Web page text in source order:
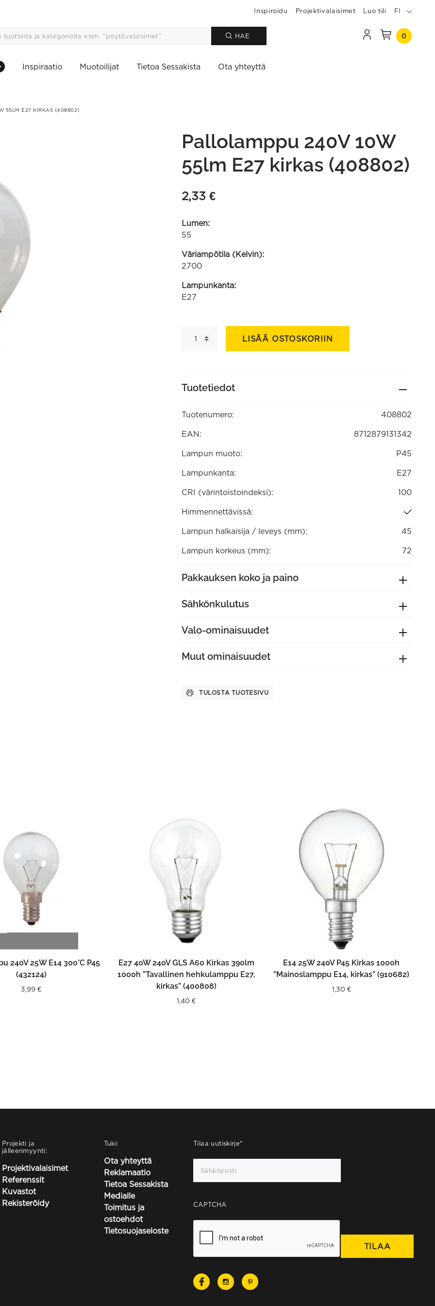
Inspiroidu Projektivalaisimet Luo tili FI
HAE 0
Inspiraatio Muotoilijat Tietoa Sessakista Ota yhteyttä
55LM E27 KIRKAS (408802)
Pallolamppu 240V 10W
55lm E27 kirkas (408802)
2,33 €
Lumen:
55
Väriampötila (Kelvin):
2700
Lampunkanta:
E27
240V
LISÄÄ OSTOSKORIIN
Tuotetiedot
Tuotenumero: 408802
EAN: 8712879131342
Lampun muoto: P45
Lampunkanta: E27
CRI (värintoistoindeksi): 100
Himmennettävissä:
Lampun halkaisija / leveys (mm): 45
Lampun korkeus (mm): 72
Pakkauksen koko ja paino
Sähkönkulutus
Valo-ominaisuudet
Muut ominaisuudet
TULOSTA TUOTESIVU
OSTOSKORIIN
240V 25W E14 300°C P45
(432124)
3,99€
LISÄÄ OSTOSKORIIN
E27 40W 240V GLS A60 Kirkas 390lm
1000h ”Tavallinen hehkulamppu E27,
kirkas” (400808)
1,40€
LISÄÄ OSTOSKORIIN
E14 25W 240V P45 Kirkas 1000h
”Mainoslamppu E14, kirkas” (910682)
1,30 €
Projekti ja
jälleenmyynti:
Projektivalaisimet
Referenssit
Kuvastot
Rekisteröidy
Tuki:
Ota yhteyttä
Reklamaatio
Tietoa Sessakista
Medialle
Toimitus ja
ostoehdot
Tietosuojaseloste
Tilaa uutiskirje*
CAPTCHA